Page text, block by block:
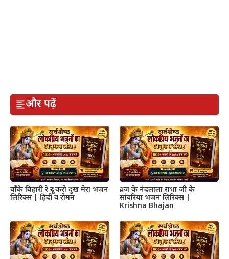
और पढ़ें
बाँके बिहारी रे दूर करो दुख मेरा भजन
लिरिक्स | हिंदी व रोमन
व्रज के नंदलाला राधा जी के
सांवरिया भजन लिरिक्स |
Krishna Bhajan